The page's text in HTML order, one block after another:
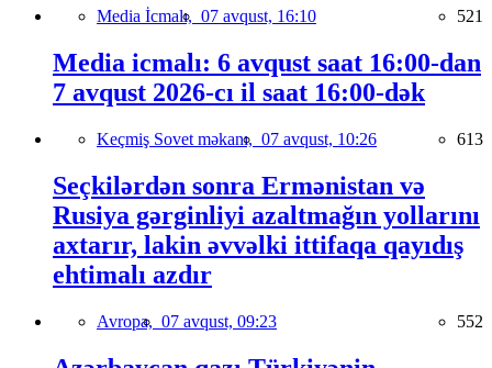
Media İcmalı, 07 avqust, 16:10 521
Media icmalı: 6 avqust saat 16:00-dan
7 avqust 2026-cı il saat 16:00-dək
Keçmiş Sovet məkanı, 07 avqust, 10:26 613
Seçkilərdən sonra Ermənistan və
Rusiya gərginliyi azaltmağın yollarını
axtarır, lakin əvvəlki ittifaqa qayıdış
ehtimalı azdır
Avropa, 07 avqust, 09:23 552